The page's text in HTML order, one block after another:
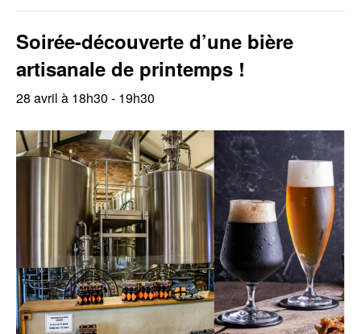
Soirée-découverte d’une bière
artisanale de printemps !
28 avril à 18h30 - 19h30